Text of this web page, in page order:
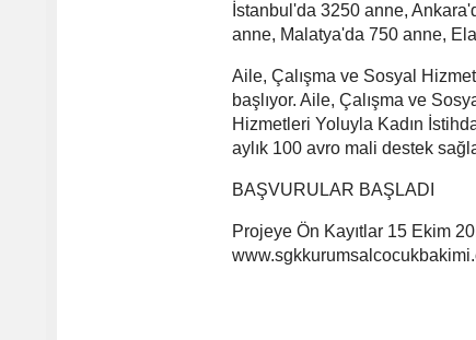
İstanbul'da 3250 anne,
anne, Malatya'da 750 anne,
Aile, Çalışma ve Sosyal
başlıyor. Aile, Çalışma ve
Hizmetleri Yoluyla Kadın
aylık 100 avro mali destek
BAŞVURULAR BAŞLADI
Projeye Ön Kayıtlar 15 Ekim